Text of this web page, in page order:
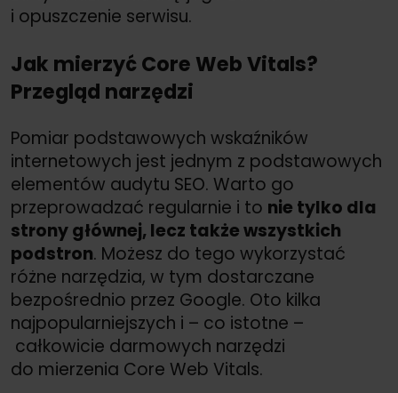
i opuszczenie serwisu.
Jak mierzyć Core Web Vitals?
Przegląd narzędzi
Pomiar podstawowych wskaźników
internetowych jest jednym z podstawowych
elementów audytu SEO. Warto go
przeprowadzać regularnie i to nie tylko dla
strony głównej, lecz także wszystkich
podstron. Możesz do tego wykorzystać
różne narzędzia, w tym dostarczane
bezpośrednio przez Google. Oto kilka
najpopularniejszych i – co istotne –
całkowicie darmowych narzędzi
do mierzenia Core Web Vitals.